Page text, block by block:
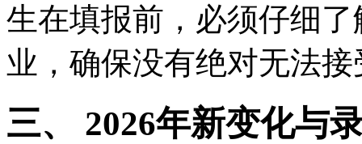
生在填报前，必须仔细
业，确保没有绝对无法
三、 2026年新变化与